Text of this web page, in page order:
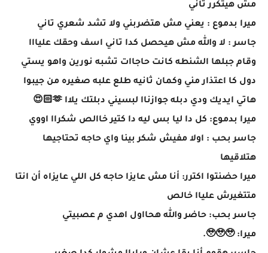
مش هيتكرر تاني
ميرا بدموع : يعني مش هتضربني ولا تشد شعري تاني
جاسر : لا والله مش هيحصل كدا تاني اسف وحقك عليااا
وقام جبلها الشنطه كانت حاجاات تشبه نورين واهو يستي
دول كا اعتذار مني وكمان ثانيه طلع علبه صغيره من جيبوا
هاتي ايديك ودي دبله جوازناا لبسيني دبلتك يلاا 🫶🏻😍
ميرا بدموع: كل دا ليا بس ليه دا كتير خاالص شكراا اووي
جاسر بحب : اولا مفيش شكر بينا واي حاجه تحتاجيها
هتلاقيها
ميرا حضنتوا اكترر: أنا مش عايزا حاجه كل اللي عايزاه أن انتا
متتغيرش علياا خالص
جاسر بحب: حاضر والله هحااول اهدي م عصبيتي
ميرا: 🥹🥹🥹.